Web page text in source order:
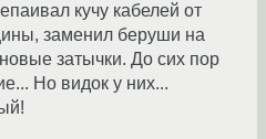
кучу кабелей от
заменил беруши на
затычки. До сих пор
Но видок у них...